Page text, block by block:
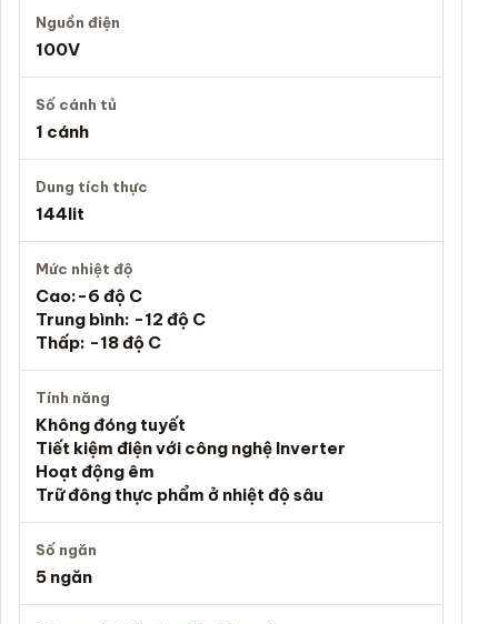
Nguồn điện
100V
Số cánh tủ
1 cánh
Dung tích thực
144lit
Mức nhiệt độ
Cao:-6 độ C
Trung bình: -12 độ C
Thấp: -18 độ C
Tính năng
Không đóng tuyết
Tiết kiệm điện với công nghệ Inverter
Hoạt động êm
Trữ đông thực phẩm ở nhiệt độ sâu
Số ngăn
5 ngăn